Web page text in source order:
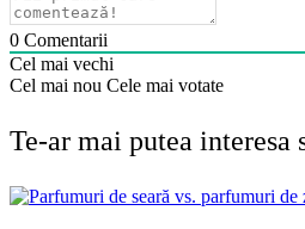
0 Comentarii
Cel mai vechi
Cel mai nou Cele mai votate
Te-ar mai putea